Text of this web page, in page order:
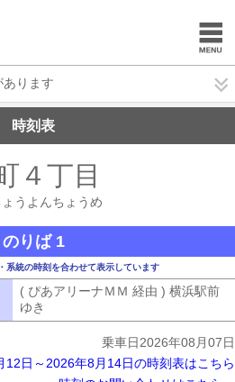
あります
時刻表
４丁目
うよんちょうめ
のりば 1
系統の時刻を合わせて表示しています
( ぴあアリーナＭＭ 経由 ) 横浜駅前
ゆき
乗車日2026年08月07日
12日～2026年8月14日の時刻表はこちら